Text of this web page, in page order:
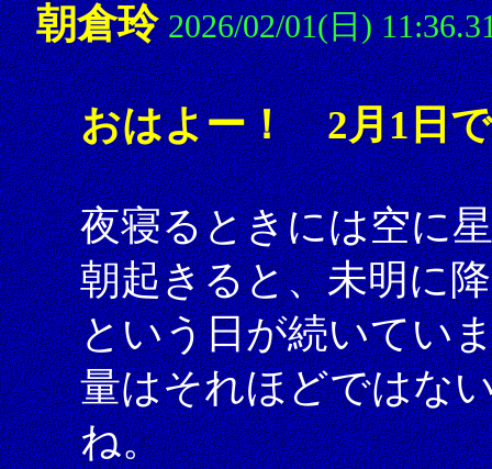
朝倉玲 2026/02/01(日)
おはよー！ 2月1日
夜寝るときには空に
朝起きると、未明に
という日が続いてい
量はそれほどではな
ね。